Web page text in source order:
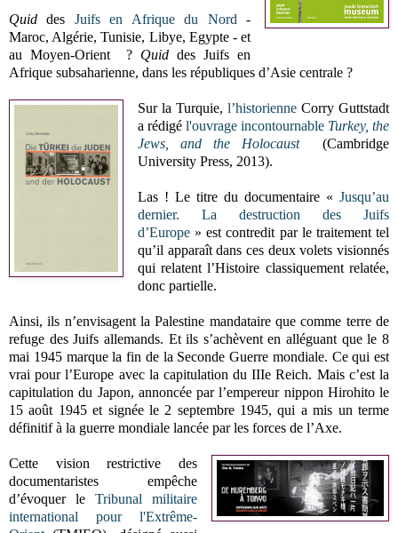
Quiddes Juifs en Afrique du Nord-
Maroc, Algérie, Tunisie, Libye, Egypte - et
au Moyen-Orient ? Quiddes Juifs en
Afrique subsaharienne, dans les républiques d’Asie centrale ?
Sur la Turquie, l’historienneCorry Guttstadt
a rédigé l'ouvrage incontournable Turkey, the
Jews, and the Holocaust
(Cambridge
University Press, 2013).
Las ! Le titre du documentaire «Jusqu’au
dernier. La destruction des Juifs
d’Europe»est contredit par le traitement tel
qu’il apparaît dans ces deux volets visionnés
qui relatent l’Histoire classiquement relatée,
donc partielle.
Ainsi, ils n’envisagent la Palestine mandataire que comme terre de
refuge des Juifs allemands. Et ils s’achèvent en alléguant que le 8
mai 1945 marque la fin de la Seconde Guerre mondiale. Ce qui est
vrai pour l’Europe avec la capitulation du IIIe Reich. Mais c’est la
capitulation du Japon, annoncée par l’empereur nippon Hirohito le
15 août 1945 et signée le 2 septembre 1945, qui a mis un terme
définitif à la guerre mondiale lancée par les forces de l’Axe.
Cette vision restrictive des
documentaristes empêche
d’évoquer leTribunal militaire
international pour l'Extrême-